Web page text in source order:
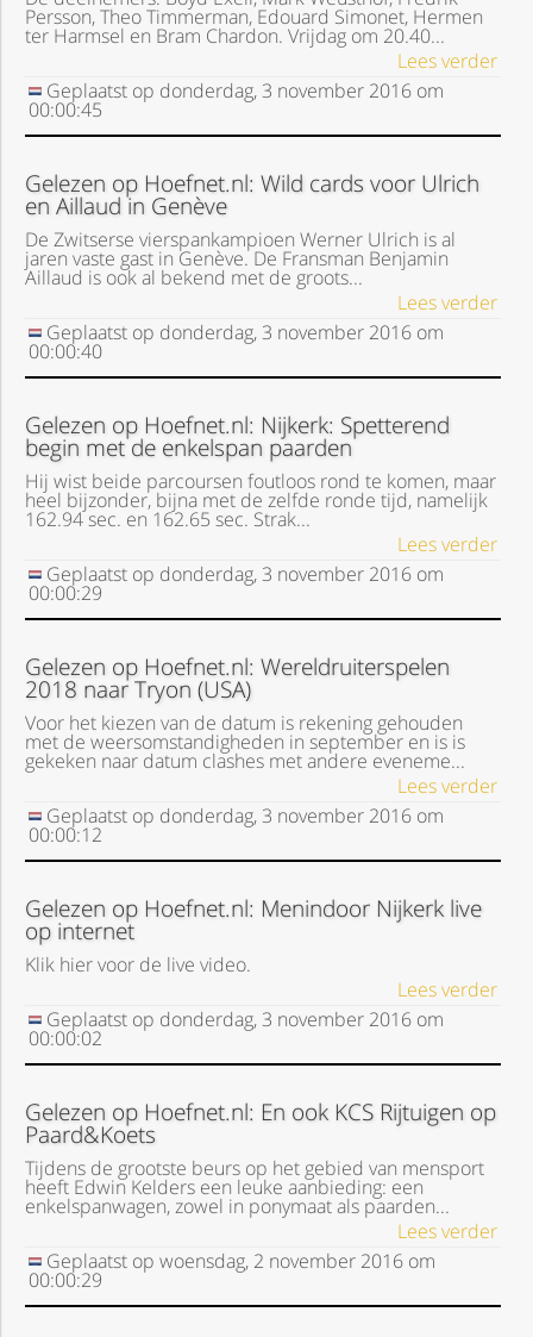
Persson, Theo Timmerman, Edouard Simonet, Hermen
ter Harmsel en Bram Chardon. Vrijdag om 20.40...
Lees verder
Geplaatst op donderdag, 3 november 2016 om
00:00:45
Gelezen op Hoefnet.nl: Wild cards voor Ulrich
en Aillaud in Genève
De Zwitserse vierspankampioen Werner Ulrich is al
jaren vaste gast in Genève. De Fransman Benjamin
Aillaud is ook al bekend met de groots...
Lees verder
Geplaatst op donderdag, 3 november 2016 om
00:00:40
Gelezen op Hoefnet.nl: Nijkerk: Spetterend
begin met de enkelspan paarden
Hij wist beide parcoursen foutloos rond te komen, maar
heel bijzonder, bijna met de zelfde ronde tijd, namelijk
162.94 sec. en 162.65 sec. Strak...
Lees verder
Geplaatst op donderdag, 3 november 2016 om
00:00:29
Gelezen op Hoefnet.nl: Wereldruiterspelen
2018 naar Tryon (USA)
Voor het kiezen van de datum is rekening gehouden
met de weersomstandigheden in september en is is
gekeken naar datum clashes met andere eveneme...
Lees verder
Geplaatst op donderdag, 3 november 2016 om
00:00:12
Gelezen op Hoefnet.nl: Menindoor Nijkerk live
op internet
Klik hier voor de live video.
Lees verder
Geplaatst op donderdag, 3 november 2016 om
00:00:02
Gelezen op Hoefnet.nl: En ook KCS Rijtuigen op
Paard&Koets
Tijdens de grootste beurs op het gebied van mensport
heeft Edwin Kelders een leuke aanbieding: een
enkelspanwagen, zowel in ponymaat als paarden...
Lees verder
Geplaatst opwoensdag, 2 november 2016 om
00:00:29